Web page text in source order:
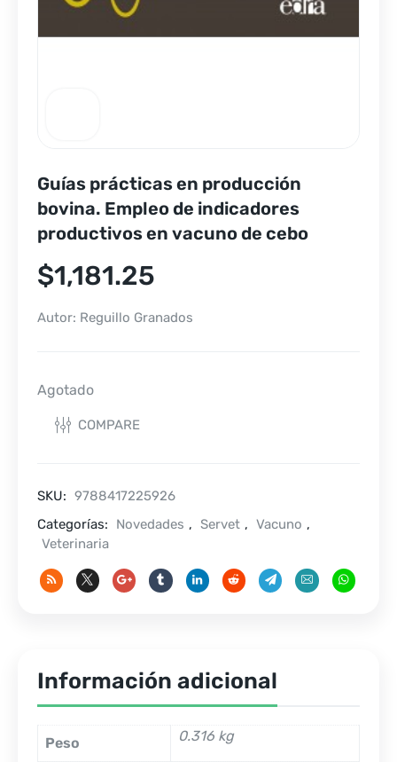
Guías prácticas en producción
bovina. Empleo de indicadores
productivos en vacuno de cebo
$1,181.25
Autor: Reguillo Granados
Agotado
COMPARE
SKU: 9788417225926
Categorías:
Novedades , Servet , Vacuno ,
Veterinaria
Información adicional
Peso 0.316 kg